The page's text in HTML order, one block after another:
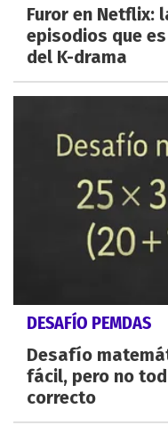
Furor en Netflix:
episodios que
del K-drama
DESAFÍO PEMDAS
Desafío
fácil, pero no
correcto